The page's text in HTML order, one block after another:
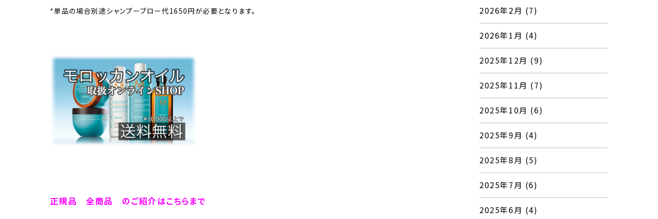
*単品の場合別途シャンプーブロー代1650円が必要となります。
正規品 全商品 のご紹介はこちらまで
2026年2月 (7)
2026年1月 (4)
2025年12月 (9)
2025年11月 (7)
2025年10月 (6)
2025年9月 (4)
2025年8月 (5)
2025年7月 (6)
2025年6月 (4)